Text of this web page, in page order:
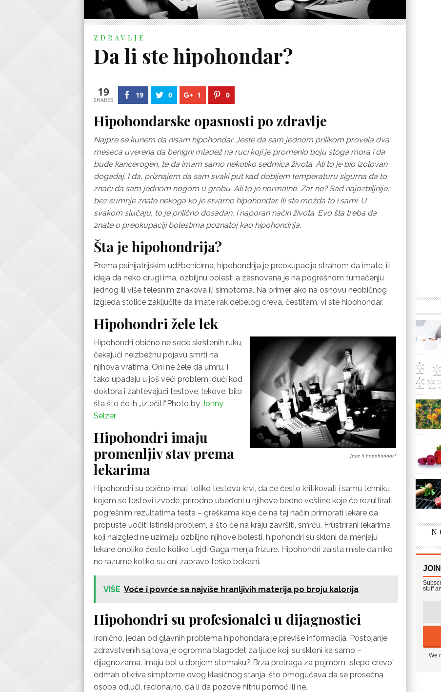
ZDRAVLJE
Da li ste hipohondar?
19
SHARES
19 0 1 0
Hipohondarske opasnosti po zdravlje
Najpre se kunem da nisam hipohondar. Jeste da sam jednom prilikom provela dva
meseca uverena da benigni mladež na ruci koji je promenio boju stoga mora i da
bude kancerogen, te da imam samo nekoliko sedmica života. Ali to je bio izolovan
događaj. I da, priznajem da sam svaki put kad dobijem temperaturu sigurna da to
znači da sam jednom nogom u grobu. Ali to je normalno. Zar ne? Sad najozbiljnije,
bez sumnje znate nekoga ko je stvarno hipohondar. Ili ste možda to i sami. U
svakom slučaju, to je prilično dosadan, i naporan način života. Evo šta treba da
znate o preokupaciji bolestima poznatoj kao hipohondrija.
Šta je hipohondrija?
Prema psihijatrijskim udžbenicima, hipohondrija je preokupacija strahom da imate, ili
ideja da neko drugi ima, ozbiljnu bolest, a zasnovana je na pogrešnom tumačenju
jednog ili više telesnim znakova ili simptoma. Na primer, ako na osnovu neobičnog
izgleda stolice zaključite da imate rak debelog creva, čestitam, vi ste hipohondar.
Hipohondri žele lek
Jeste li hopohondar?
Hipohondri obično ne sede skrštenih ruku,
čekajući neizbežnu pojavu smrti na
njihova vratima. Oni ne žele da umru. I
tako upadaju u još veći problem idući kod
doktora i zahtevajući testove, lekove, bilo
šta što će ih „izlečiti“.Photo by Jonny
Selzer
Hipohondri imaju
promenljiv stav prema
lekarima
Hipohondri su obično imali toliko testova krvi, da će često kritikovati i samu tehniku
kojom se testovi izvode, prirodno ubeđeni u njihove bedne veštine koje će rezultirati
pogrešnim rezultatima testa – greškama koje će na taj način primorati lekare da
propuste uočiti istinski problem, a što će na kraju završiti, smrću. Frustrirani lekarima
koji naizgled ne uzimaju ozbiljno njihove bolesti, hipohondri su skloni da menjaju
lekare onoliko često koliko Lejdi Gaga menja frizure. Hipohondri zaista misle da niko
ne razume koliko su oni zapravo teško bolesni.
VIŠE Voće i povrće sa najviše hranljivih materija po broju kalorija
Hipohondri su profesionalci u dijagnostici
Ironično, jedan od glavnih problema hipohondara je previše informacija. Postojanje
zdravstvenih sajtova je ogromna blagodet za ljude koji su skloni ka samo –
dijagnozama. Imaju bol u donjem stomaku? Brza pretraga za pojmom „slepo crevo“
odmah otkriva simptome ovog klasičnog stanja, što omogućava da se prosečna
osoba odluči, racionalno, da li da pozove hitnu pomoć ili ne.
stuff
We